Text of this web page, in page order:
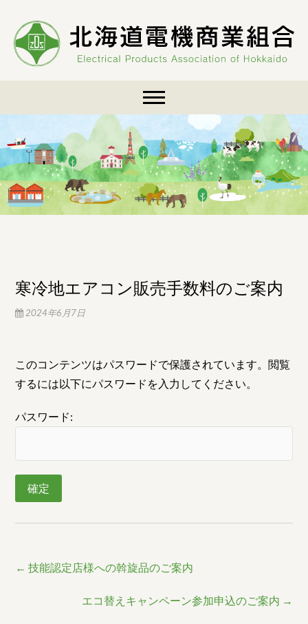
content
寒冷地エアコン販売手数料のご案内
2024年6月7日
このコンテンツはパスワードで保護されています。閲覧
するには以下にパスワードを入力してください。
パスワード:
← 技能認定店様への斡旋品のご案内
エコ替えキャンペーン参加申込のご案内 →